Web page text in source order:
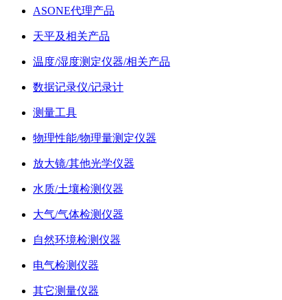
ASONE代理产品
天平及相关产品
温度/湿度测定仪器/相关产品
数据记录仪/记录计
测量工具
物理性能/物理量测定仪器
放大镜/其他光学仪器
水质/土壤检测仪器
大气/气体检测仪器
自然环境检测仪器
电气检测仪器
其它测量仪器